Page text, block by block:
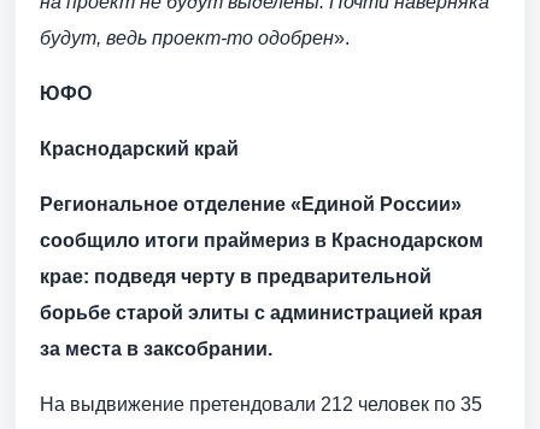
будут, ведь проект-то одобрен».
ЮФО
Краснодарский край
Региональное отделение «Единой России»
сообщило итоги праймериз в Краснодарском
крае: подведя черту в предварительной
борьбе старой элиты с администрацией края
за места в заксобрании.
На выдвижение претендовали 212 человек по 35